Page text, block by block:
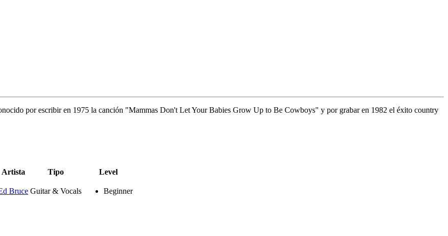
por escribir en 1975 la canción "Mammas Don't Let Your Babies Grow Up to Be Cowboys" y por grabar en 1982 el éxito country
Artista Tipo Level
Bruce Guitar & Vocals Beginner